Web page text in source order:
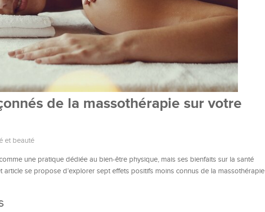
de la massothérapie sur votre
et beauté
une pratique dédiée au bien-être physique, mais ses bienfaits sur la santé
article se propose d’explorer sept effets positifs moins connus de la massothérapie